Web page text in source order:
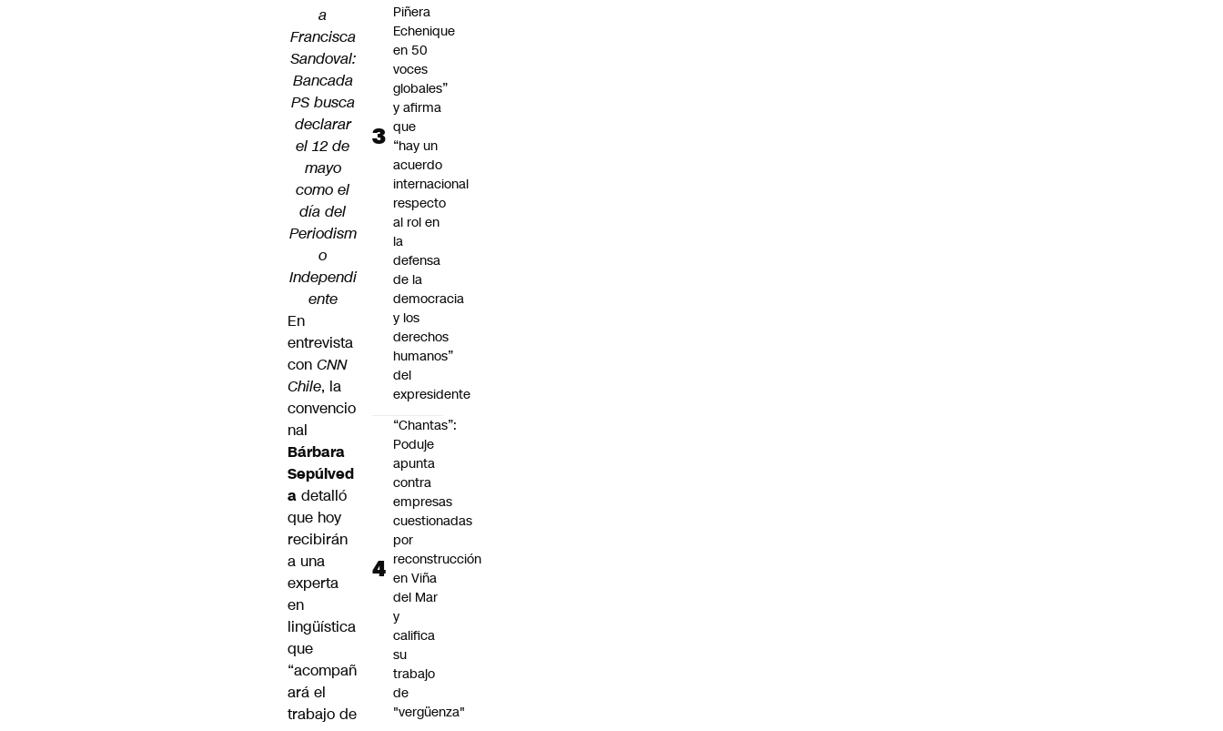
a
Francisca
Sandoval:
Bancada
PS busca
declarar
el 12 de
mayo
como el
día del
Periodism
o
Independi
ente
En
entrevista
con CNN
Chile, la
convencio
nal
Bárbara
Sepúlved
a detalló
que hoy
recibirán
a una
experta
en
lingüística
que
“acompañ
ará el
trabajo de
Piñera
Echenique
en 50
voces
globales”
y afirma
que
“hay un
acuerdo
internacional
respecto
al rol en
la
defensa
de la
democracia
y los
derechos
humanos”
del
expresidente
“Chantas”:
Poduje
apunta
contra
empresas
cuestionadas
por
reconstrucción
en Viña
del Mar
y
califica
su
trabajo
de
"vergüenza"